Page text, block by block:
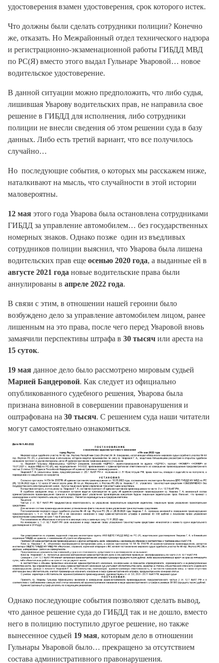
удостоверения взамен удостоверения, срок которого истек.
Что должны были сделать сотрудники полиции? Конечно
же, отказать. Но Межрайонный отдел технического надзора
и регистрационно-экзаменационной работы ГИБДД МВД
по РС(Я) вместо этого выдал Гульнаре Уваровой… новое
водительское удостоверение.
В данной ситуации можно предположить, что либо судья,
лишившая Уварову водительских прав, не направила свое
решение в ГИБДД для исполнения, либо сотрудники
полиции не внесли сведения об этом решении суда в базу
данных. Либо есть третий вариант, что все получилось
случайно…
Но последующие события, о которых мы расскажем ниже,
наталкивают на мысль, что случайности в этой истории
маловероятны.
12 мая этого года Уварова была остановлена сотрудниками
ГИБДД за управление автомобилем… без государственных
номерных знаков. Однако позже один из въедливых
сотрудников полиции выяснил, что Уварова была лишена
водительских прав еще осенью 2020 года, а выданные ей в
августе 2021 года новые водительские права были
аннулированы в апреле 2022 года.
В связи с этим, в отношении нашей героини было
возбуждено дело за управление автомобилем лицом, ранее
лишенным на это права, после чего перед Уваровой вновь
замаячили перспективы штрафа в 30 тысяч или ареста на
15 суток.
19 мая данное дело было рассмотрено мировым судьей
Марией Бандеровой. Как следует из официально
опубликованного судебного решения, Уварова была
признана виновной в совершении правонарушения и
оштрафована на 30 тысяч. С решением суда наши читатели
могут самостоятельно ознакомиться.
Однако последующие события позволяют сделать вывод,
что данное решение суда до ГИБДД так и не дошло, вместо
него в полицию поступило другое решение, но также
вынесенное судьей 19 мая, которым дело в отношении
Гульнары Уваровой было… прекращено за отсутствием
состава административного правонарушения.